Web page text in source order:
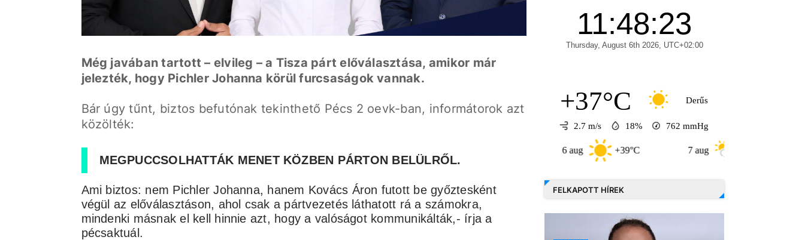
Még javában tartott – elvileg – a Tisza párt előválasztása, amikor már
jelezték, hogy Pichler Johanna körül furcsaságok vannak.
Bár úgy tűnt, biztos befutónak tekinthető Pécs 2 oevk-ban, informátorok azt
közölték:
MEGPUCCSOLHATTÁK MENET KÖZBEN PÁRTON BELÜLRŐL.
Ami biztos: nem Pichler Johanna, hanem Kovács Áron futott be győztesként
végül az előválasztáson, ahol csak a pártvezetés láthatott rá a számokra,
mindenki másnak el kell hinnie azt, hogy a valóságot kommunikálták,- írja a
pécsaktuál.
+37°C Derűs
2.7 m/s 18% 762 mmHg
+39°C +32°C
FELKAPOTT HÍREK